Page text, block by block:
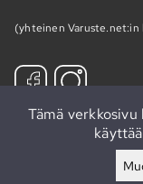
(yhteinen Varuste.net:in
Tilaa uutiskirje »
Tämä